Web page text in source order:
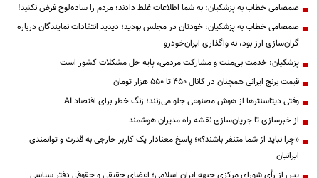
صمصامی خطاب به پزشکیان: به شما اطلاعات غلط دادند؛ مردم را ساده‌لوح فرض نکنید!
صمصامی خطاب به پزشکیان: خودتان در مجلس بودید؛ دیدید انتقادات نمایندگان درباره
گران‌سازی ارز بود، نه واگذاری ایران‌خودرو
پزشکیان: خدمت بی‌منت و مشارکت مردمی، پایه حل مشکلات کشور است
قیمت‌ برنج ایرانی همچنان در کانال ۴۵۰ تا ۵۵۰ هزار تومان
وقتی دیتاسنترها از هوش مصنوعی جلو می‌زنند؛ زنگ خطر برای اقتصاد AI
از خبرسازی تا جریان‌سازی نقشه راه مدیران هوشمند
«چرا نباید از شما متنفر باشند؟»؛ پاسخ معنادار یک کاربر خارجی به قدرت و توانمندی
ایرانیان
پس از رأی شورای مرکزی جبهه ایران اسلامی؛ اعضای حقیقی و حقوقی دفتر سیاسی